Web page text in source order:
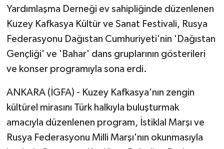
Yardımlaşma Derneği ev sahipliğinde düzenlenen
Kuzey Kafkasya Kültür ve Sanat Festivali, Rusya
Federasyonu Dağıstan Cumhuriyeti'nin 'Dağıstan
Gençliği' ve 'Bahar' dans gruplarının gösterileri
ve konser programıyla sona erdi.
ANKARA (İGFA) - Kuzey Kafkasya'nın zengin
kültürel mirasını Türk halkıyla buluşturmak
amacıyla düzenlenen program, İstiklal Marşı ve
Rusya Federasyonu Milli Marşı'nın okunmasıyla